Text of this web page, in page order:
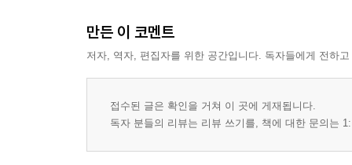
만든 이 코멘트
저자, 역자, 편집자를 위한 공간입니다. 독자들에게 전하
접수된 글은 확인을 거쳐 이 곳에 게재됩니다.
독자 분들의 리뷰는 리뷰 쓰기를, 책에 대한 문의는